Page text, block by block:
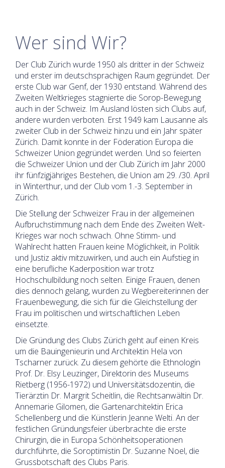
Wer sind Wir?
Der Club Zürich wurde 1950 als dritter in der Schweiz
und erster im deutschsprachigen Raum gegründet. Der
erste Club war Genf, der 1930 entstand. Während des
Zweiten Weltkrieges stagnierte die Sorop-Bewegung
auch in der Schweiz. Im Ausland lösten sich Clubs auf,
andere wurden verboten. Erst 1949 kam Lausanne als
zweiter Club in der Schweiz hinzu und ein Jahr später
Zürich. Damit konnte in der Föderation Europa die
Schweizer Union gegründet werden. Und so feierten
die Schweizer Union und der Club Zürich im Jahr 2000
ihr fünfzigjähriges Bestehen, die Union am 29. /30. April
in Winterthur, und der Club vom 1.-3. September in
Zürich.
Die Stellung der Schweizer Frau in der allgemeinen
Aufbruchstimmung nach dem Ende des Zweiten Welt-
Krieges war noch schwach. Ohne Stimm- und
Wahlrecht hatten Frauen keine Möglichkeit, in Politik
und Justiz aktiv mitzuwirken, und auch ein Aufstieg in
eine berufliche Kaderposition war trotz
Hochschulbildung noch selten. Einige Frauen, denen
dies dennoch gelang, wurden zu Wegbereiterinnen der
Frauenbewegung, die sich für die Gleichstellung der
Frau im politischen und wirtschaftlichen Leben
einsetzte.
Die Gründung des Clubs Zürich geht auf einen Kreis
um die Bauingenieurin und Architektin Hela von
Tscharner zurück. Zu diesem gehörte die Ethnologin
Prof. Dr. Elsy Leuzinger, Direktorin des Museums
Rietberg (1956-1972) und Universitätsdozentin, die
Tierärztin Dr. Margrit Scheitlin, die Rechtsanwältin Dr.
Annemarie Gilomen, die Gartenarchitektin Erica
Schellenberg und die Künstlerin Jeanne Welti. An der
festlichen Gründungsfeier überbrachte die erste
Chirurgin, die in Europa Schönheitsoperationen
durchführte, die Soroptimistin Dr. Suzanne Noel, die
Grussbotschaft des Clubs Paris.